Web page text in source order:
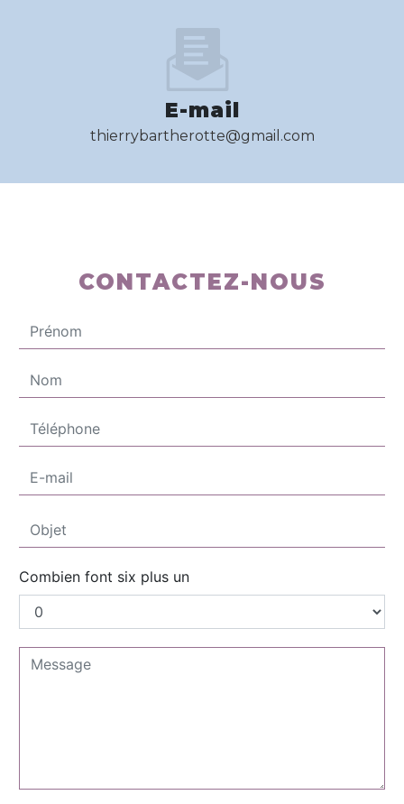
E-mail
thierrybartherotte@gmail.com
CONTACTEZ-NOUS
Combien font six plus un